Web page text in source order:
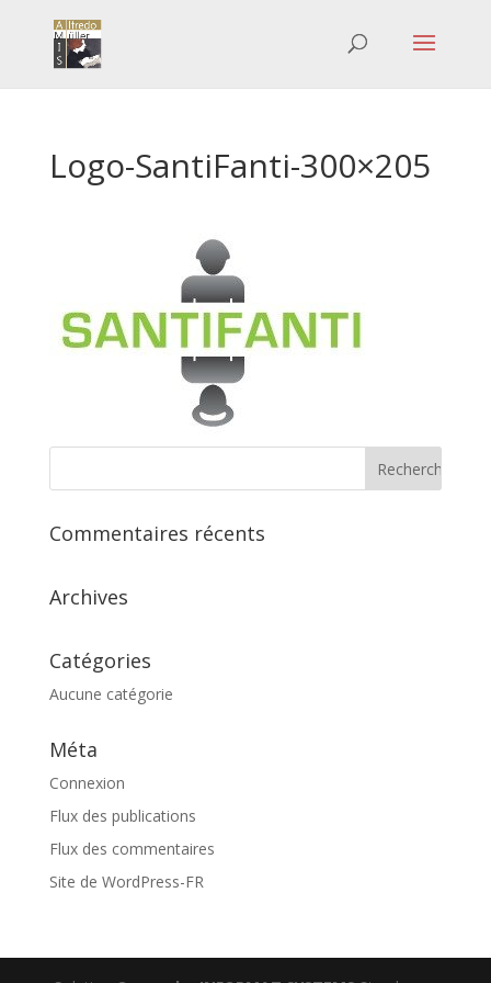
Logo-SantiFanti-300×205
Commentaires récents
Archives
Catégories
Aucune catégorie
Méta
Connexion
Flux des publications
Flux des commentaires
Site de WordPress-FR